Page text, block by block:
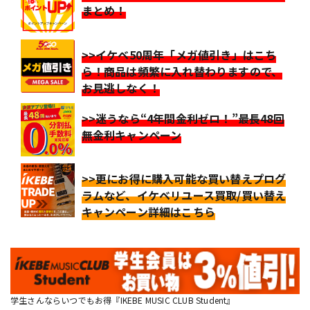
まとめ！
>>イケベ50周年「メガ値引き」はこち
ら！商品は頻繁に入れ替わりますので、
お見逃しなく！
>>迷うなら“4年間金利ゼロ！”最長48回
無金利キャンペーン
>>更にお得に購入可能な買い替えプログ
ラムなど、イケベリユース買取/買い替え
キャンペーン詳細はこちら
学生さんならいつでもお得『IKEBE MUSIC CLUB Student』